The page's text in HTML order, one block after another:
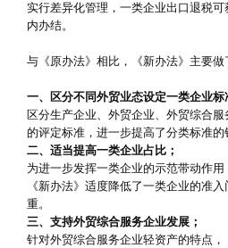
实行差异化管理，一类企业出口退税
内办结。
与《原办法》相比，《新办法》主要做
一、区分不同外贸业态设定一类企业标
区分生产企业、外贸企业、外贸综合
的评定标准，进一步提高了分类标准的
二、适当提高一类企业占比；
为进一步发挥一类企业的示范带动作用
《新办法》适度降低了一类企业的准
重。
三、支持外贸综合服务企业发展；
针对外贸综合服务企业轻资产的特点